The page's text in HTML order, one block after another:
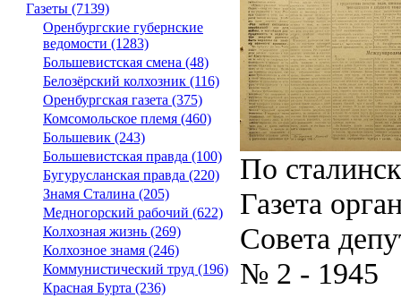
Газеты (7139)
Оренбургские губернские
ведомости (1283)
Большевистская смена (48)
Белозёрский колхозник (116)
Оренбургская газета (375)
Комсомольское племя (460)
Большевик (243)
Большевистская правда (100)
Бугурусланская правда (220)
Знамя Сталина (205)
Медногорский рабочий (622)
Колхозная жизнь (269)
Колхозное знамя (246)
Коммунистический труд (196)
Красная Бурта (236)
По
Газета
Совета
№ 2 - 1945